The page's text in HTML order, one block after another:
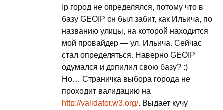
Ip город не определялся, потому что в
базу GEOIP он был забит, как Ильича, по
названию улицы, на которой находится
мой провайдер — ул. Ильича. Сейчас
стал определяться. Наверно GEOIP
одумался и допилил свою базу? :)
Но… Страничка выбора города не
проходит валидацию на
http://validator.w3.org/. Выдает кучу